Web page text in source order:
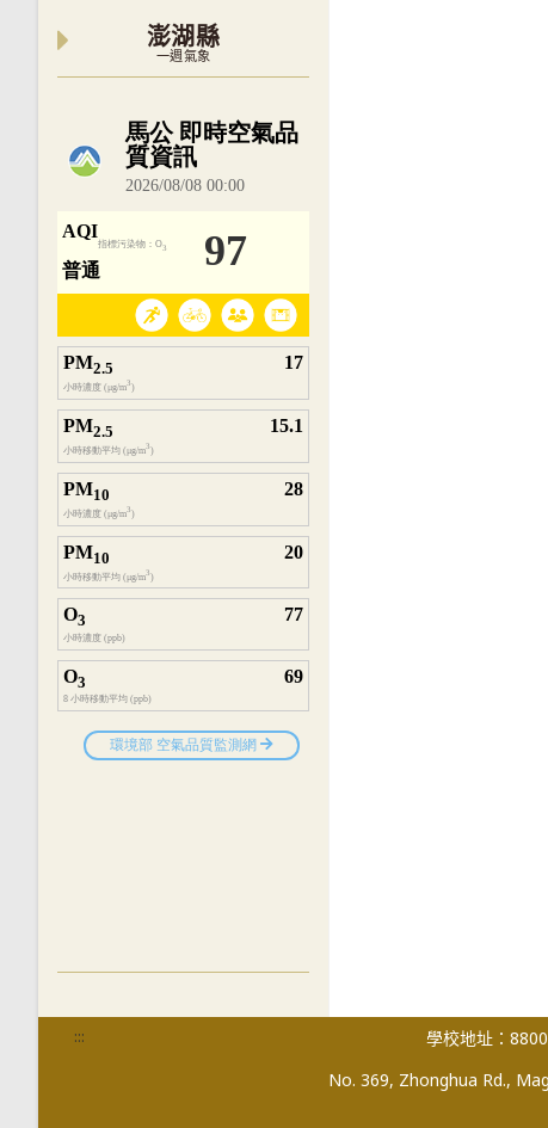
澎湖縣
一週氣象
內嵌空氣品質小工具為視覺預覽，完整即時
::: 學校地址：
No. 369, Zhonghua Rd.,